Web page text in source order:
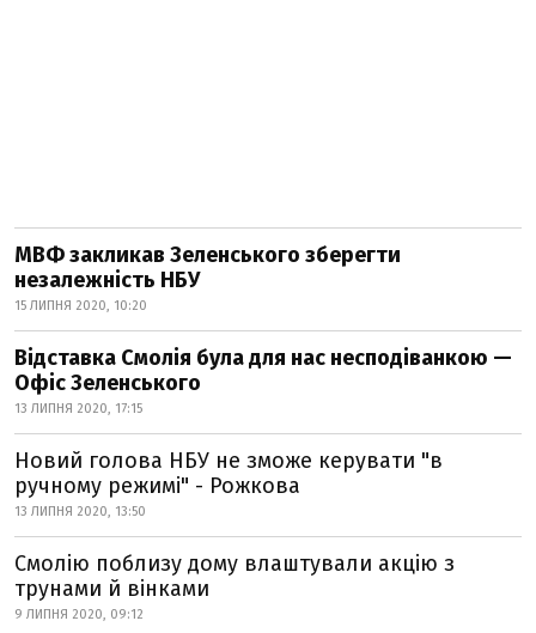
МВФ закликав Зеленського зберегти
незалежність НБУ
15 ЛИПНЯ 2020, 10:20
Відставка Смолія була для нас несподіванкою —
Офіс Зеленського
13 ЛИПНЯ 2020, 17:15
Новий голова НБУ не зможе керувати "в
ручному режимі" - Рожкова
13 ЛИПНЯ 2020, 13:50
Смолію поблизу дому влаштували акцію з
трунами й вінками
9 ЛИПНЯ 2020, 09:12